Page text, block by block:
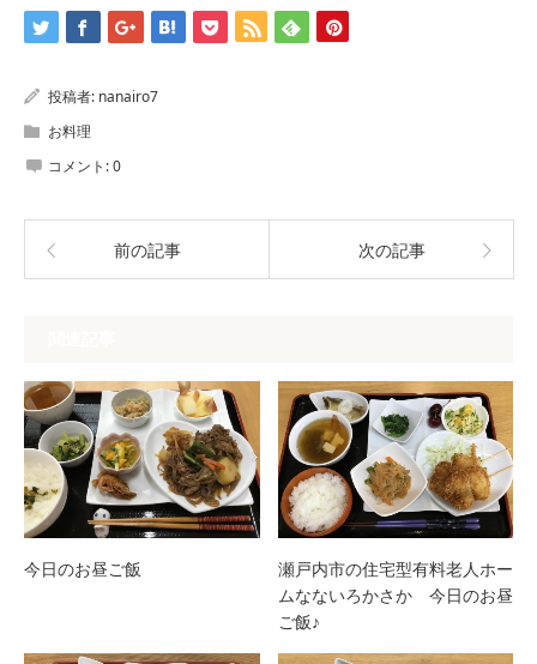
す)
投稿者: nanairo7
お料理
コメント:0
前の記事 次の記事
今日のお昼ご飯
瀬戸内市の住宅型有料老人ホー
ムなないろかさか 今日のお昼
ご飯♪